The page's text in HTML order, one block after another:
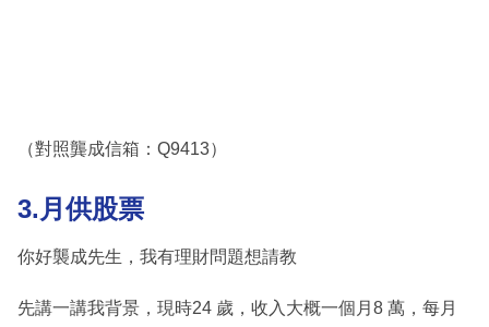
（對照龔成信箱：Q9413）
3.月供股票
你好襲成先生，我有理財問題想請教
先講一講我背景，現時24 歲，收入大概一個月8 萬，每月